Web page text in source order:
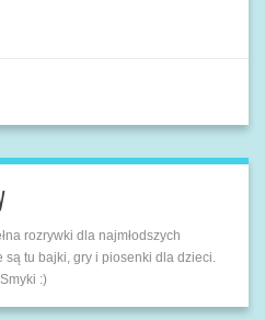
rozrywki dla najmłodszych
tu bajki, gry i piosenki dla dzieci.
:)